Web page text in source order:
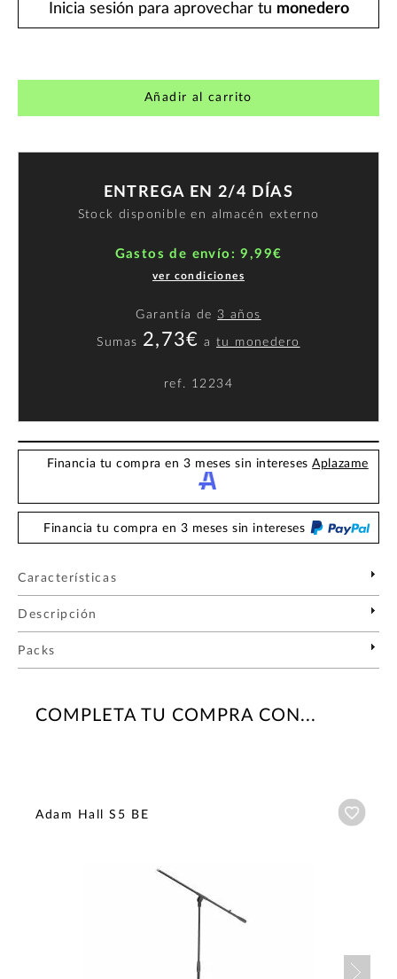
Inicia sesión para aprovechar tu monedero
Añadir al carrito
ENTREGA EN 2/4 DÍAS
Stock disponible en almacén externo
Gastos de envío: 9,99€
ver condiciones
Garantía de 3 años
Sumas 2,73€ atu monedero
ref. 12234
Financia tu compra en 3 meses sin interesesAplazame
Financia tu compra en 3 meses sin intereses
Características
Descripción
Packs
COMPLETA TU COMPRA CON...
Adam Hall S5 BE